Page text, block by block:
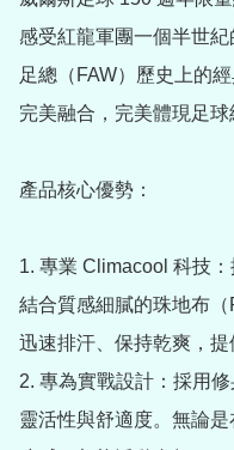
感受紅龍軍團一個半世
足總（FAW）歷史上的
完美融合，完美體現足球
產品核心優勢：
1. 專業 Climacool 科技
結合質感細膩的珠地布
迅速排汗、保持乾爽，
2. 專為實戰設計：採用
靈活性與舒適度。無論